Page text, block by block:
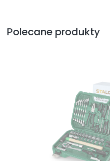
Polecane produkty